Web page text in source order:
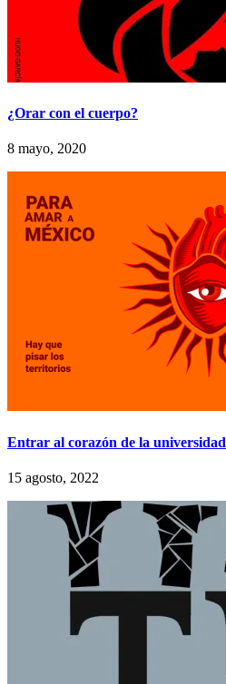
¿Orar con el cuerpo?
8 mayo, 2020
Entrar al corazón de la universidad
15 agosto, 2022